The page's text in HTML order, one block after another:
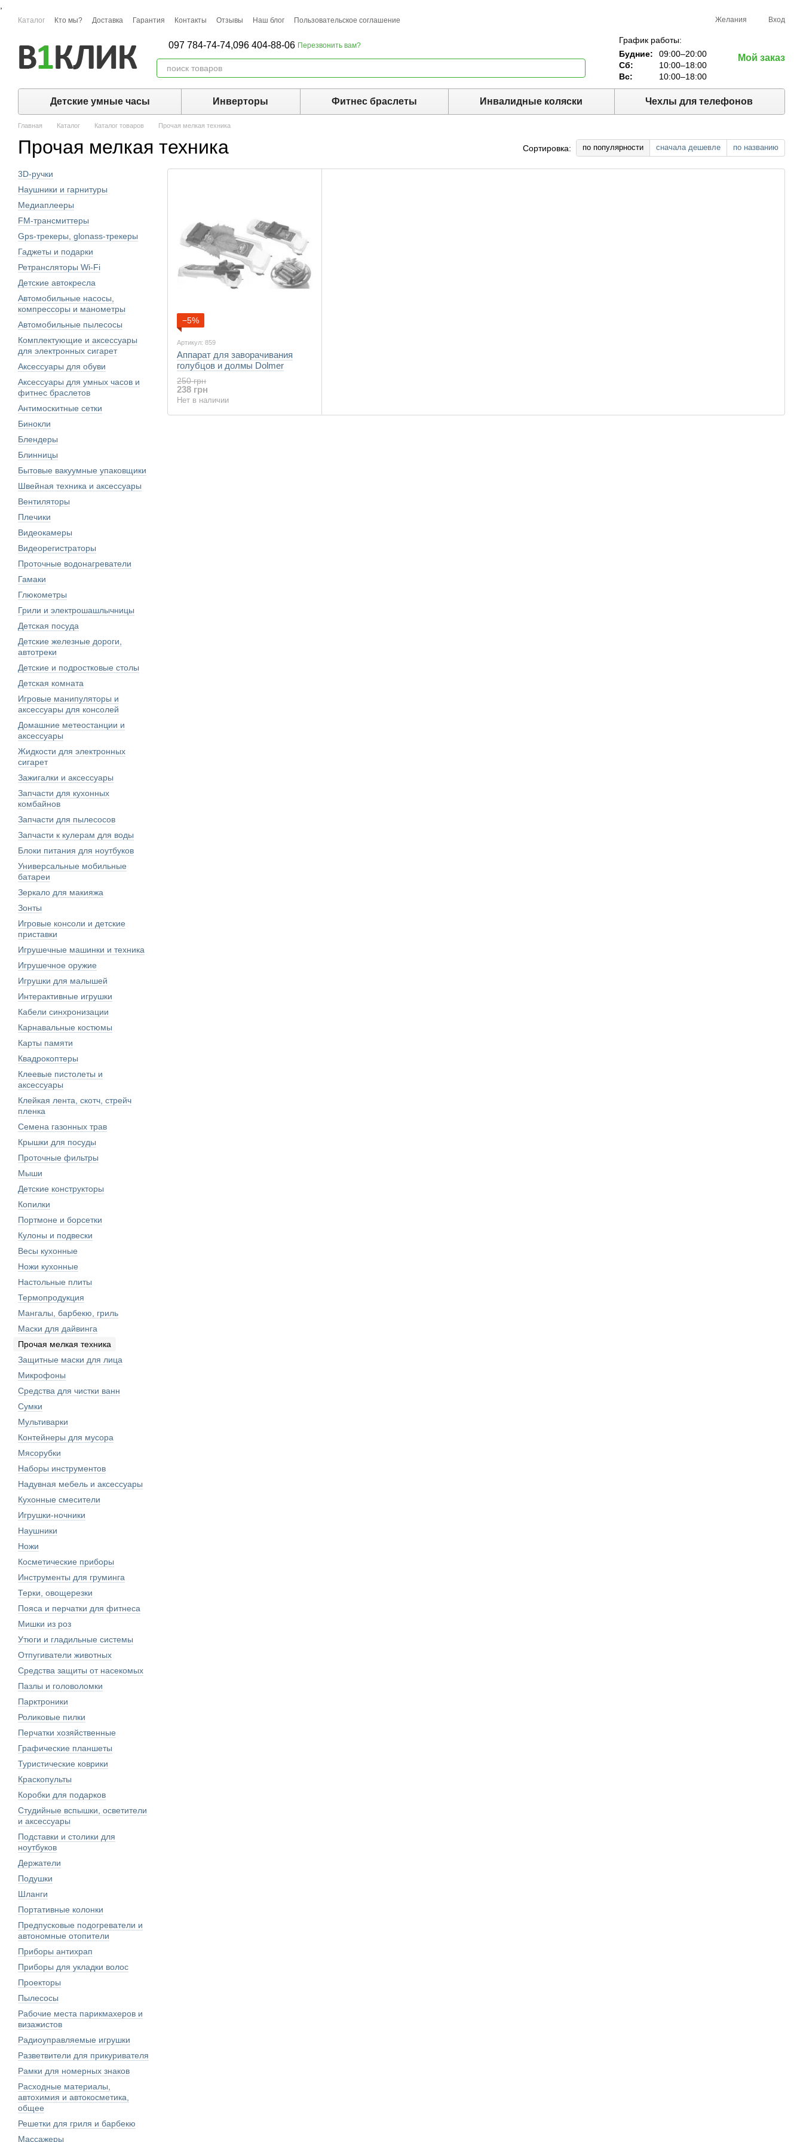
Перейти к основному контенту
Каталог Кто мы? Доставка Гарантия Контакты Отзывы Наш блог Пользовательское соглашение Желания Вход
097 784-74-74,096 404-88-06 Перезвонить вам?
График работы:
Будние:
09:00–20:00
Сб:
10:00–18:00
Вс:
10:00–18:00
Мой заказ
Детские умные часы Инверторы Фитнес браслеты Инвалидные коляски Чехлы для телефонов
Главная Каталог Каталог товаров Прочая мелкая техника
Прочая мелкая техника Сортировка: по популярности сначала дешевле по названию
−5%
Артикул: 859
Аппарат для заворачивания
голубцов и долмы Dolmer
250 грн
238 грн
Нет в наличии
3D-ручки
Наушники и гарнитуры
Медиаплееры
FM-трансмиттеры
Gps-трекеры, glonass-трекеры
Гаджеты и подарки
Ретрансляторы Wi-Fi
Детские автокресла
Автомобильные насосы,
компрессоры и манометры
Автомобильные пылесосы
Комплектующие и аксессуары
для электронных сигарет
Аксессуары для обуви
Аксессуары для умных часов и
фитнес браслетов
Антимоскитные сетки
Бинокли
Блендеры
Блинницы
Бытовые вакуумные упаковщики
Швейная техника и аксессуары
Вентиляторы
Плечики
Видеокамеры
Видеорегистраторы
Проточные водонагреватели
Гамаки
Глюкометры
Грили и электрошашлычницы
Детская посуда
Детские железные дороги,
автотреки
Детские и подростковые столы
Детская комната
Игровые манипуляторы и
аксессуары для консолей
Домашние метеостанции и
аксессуары
Жидкости для электронных
сигарет
Зажигалки и аксессуары
Запчасти для кухонных
комбайнов
Запчасти для пылесосов
Запчасти к кулерам для воды
Блоки питания для ноутбуков
Универсальные мобильные
батареи
Зеркало для макияжа
Зонты
Игровые консоли и детские
приставки
Игрушечные машинки и техника
Игрушечное оружие
Игрушки для малышей
Интерактивные игрушки
Кабели синхронизации
Карнавальные костюмы
Карты памяти
Квадрокоптеры
Клеевые пистолеты и
аксессуары
Клейкая лента, скотч, стрейч
пленка
Семена газонных трав
Крышки для посуды
Проточные фильтры
Мыши
Детские конструкторы
Копилки
Портмоне и борсетки
Кулоны и подвески
Весы кухонные
Ножи кухонные
Настольные плиты
Термопродукция
Мангалы, барбекю, гриль
Маски для дайвинга
Прочая мелкая техника
Защитные маски для лица
Микрофоны
Средства для чистки ванн
Сумки
Мультиварки
Контейнеры для мусора
Мясорубки
Наборы инструментов
Надувная мебель и аксессуары
Кухонные смесители
Игрушки-ночники
Наушники
Ножи
Косметические приборы
Инструменты для груминга
Терки, овощерезки
Пояса и перчатки для фитнеса
Мишки из роз
Утюги и гладильные системы
Отпугиватели животных
Средства защиты от насекомых
Пазлы и головоломки
Парктроники
Роликовые пилки
Перчатки хозяйственные
Графические планшеты
Туристические коврики
Краскопульты
Коробки для подарков
Студийные вспышки, осветители
и аксессуары
Подставки и столики для
ноутбуков
Держатели
Подушки
Шланги
Портативные колонки
Предпусковые подогреватели и
автономные отопители
Приборы антихрап
Приборы для укладки волос
Проекторы
Пылесосы
Рабочие места парикмахеров и
визажистов
Радиоуправляемые игрушки
Разветвители для прикуривателя
Рамки для номерных знаков
Расходные материалы,
автохимия и автокосметика,
общее
Решетки для гриля и барбекю
Массажеры